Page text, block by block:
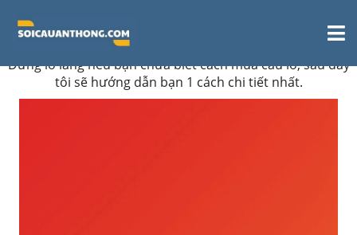
Mua câu lô như thế nào?
Đừng lo lắng nếu bạn chưa biết cách mua cầu lô, sau đây
tôi sẽ hướng dẫn bạn 1 cách chi tiết nhất.